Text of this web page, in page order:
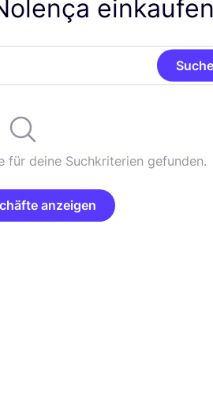
Suche
für deine Suchkriterien gefunden.
anzeigen